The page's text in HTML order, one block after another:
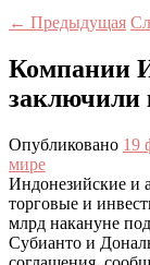
← Предыдущая
Компании
заключили
Опубликовано 19
мире
Индонезийские и
торговые и
млрд накануне
Субианто и